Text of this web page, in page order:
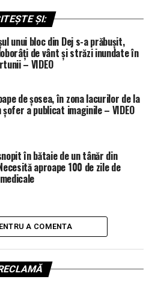
ȘI:
unui bloc din Dej s-a prăbușit,
de vânt și străzi inundate în
– VIDEO
de șosea, în zona lacurilor de la
șofer a publicat imaginile – VIDEO
în bătaie de un tânăr din
aproape 100 de zile de
A COMENTA